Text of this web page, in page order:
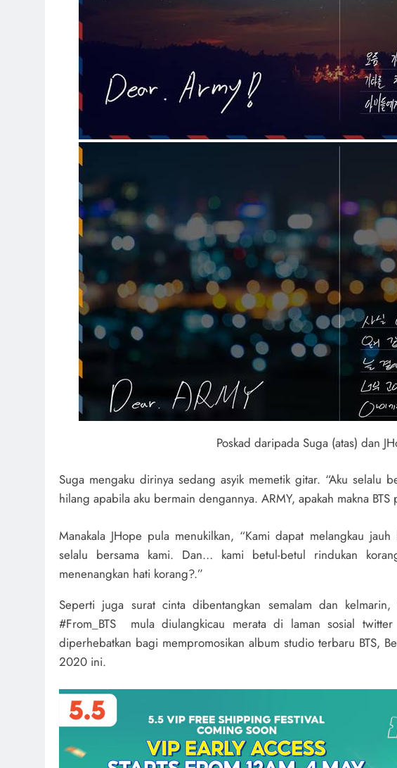
Poskad daripada Suga (atas) dan
Suga mengaku dirinya sedang asyik memetik gitar. “Aku selalu
hilang apabila aku bermain dengannya. ARMY, apakah makna BTS
Manakala JHope pula menukilkan, “Kami dapat melangkau
selalu bersama kami. Dan… kami betul-betul rindukan
menenangkan hati korang?.”
Seperti juga surat cinta dibentangkan semalam dan
#From_BTS mula diulangkicau merata di laman sosial
diperhebatkan bagi mempromosikan album studio terbaru BTS,
2020 ini.